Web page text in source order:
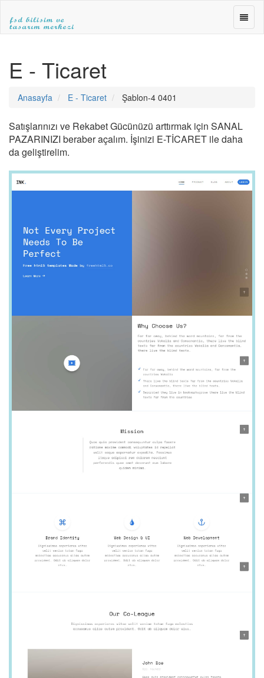
ve
TASARIM
|ANKARA
TASARIM|fsdbilisim.com
FSD
E - Ticaret
Anasayfa E - Ticaret Şablon-4 0401
Satışlarınızı ve Rekabet Gücünüzü arttırmak için SANAL
PAZARINIZI beraber açalım. İşinizi E-TİCARET ile daha
da geliştirelim.